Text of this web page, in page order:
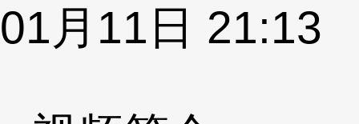
01月11日 21:13